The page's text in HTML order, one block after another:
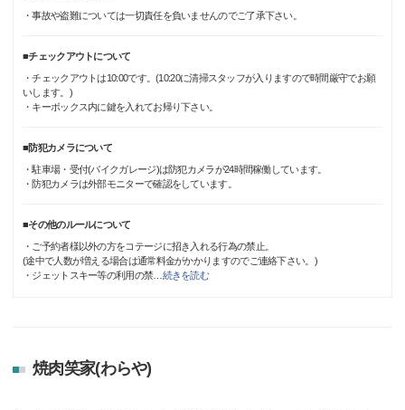
・事故や盗難については一切責任を負いませんのでご了承下さい。
■チェックアウトについて
・チェックアウトは10:00です。(10:20に清掃スタッフが入りますので時間厳守でお願
いします。)
・キーボックス内に鍵を入れてお帰り下さい。
■防犯カメラについて
・駐車場・受付(バイクガレージ)は防犯カメラが24時間稼働しています。
・防犯カメラは外部モニターで確認をしています。
■その他のルールについて
・ご予約者様以外の方をコテージに招き入れる行為の禁止。
(途中で人数が増える場合は通常料金がかかりますのでご連絡下さい。)
・ジェットスキー等の利用の禁… 続きを読む
焼肉笑家(わらや)